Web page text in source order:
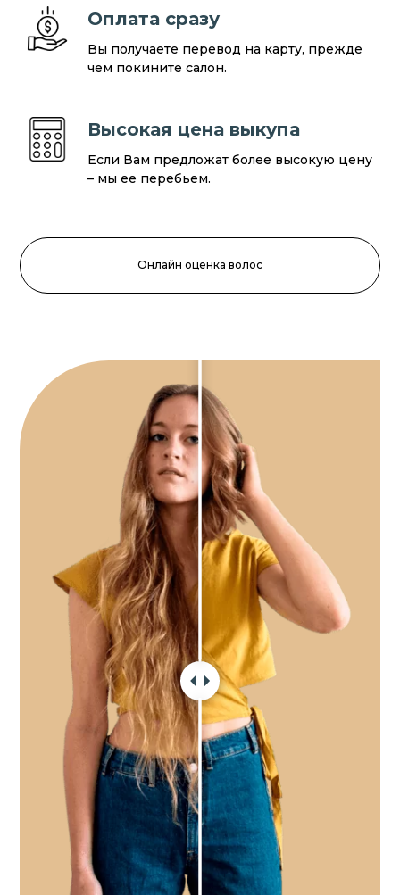
Оплата сразу
Вы получаете перевод на карту, прежде
чем покините салон.
Высокая цена выкупа
Если Вам предложат более высокую цену
– мы ее перебьем.
Онлайн оценка волос